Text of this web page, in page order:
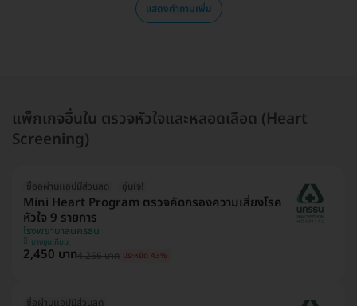
แสดงคำถามเพิ่ม
แพ็กเกจอื่นใน ตรวจหัวใจและหลอดเลือด (Heart
Screening)
ซื้ออผ่านเเอปมีส่วนลด อุ่นใจ!
Mini Heart Program ตรวจคัดกรองความเสี่ยงโรค
หัวใจ 9 รายการ
โรงพยาบาลนครธน
บางขุนเทียน
2,450 บาท4,266 บาท ประหยัด 43%
ซื้อผ่านเเอปมีส่วนลด